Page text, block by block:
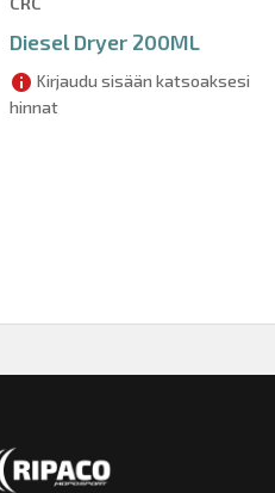
Diesel Dryer 200ML
Kirjaudu sisään katsoaksesi
hinnat